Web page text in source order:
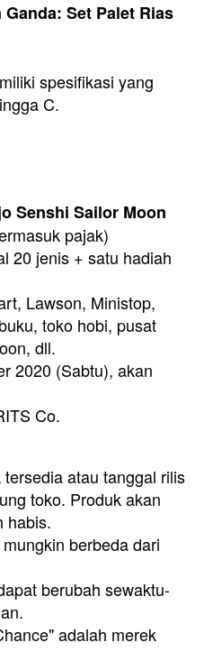
Set Palet Rias
spesifikasi yang
C.
Senshi Sailor Moon
pajak)
20 jenis + satu hadiah
Lawson, Ministop,
toko hobi, pusat
dll.
2020 (Sabtu), akan
Co.
atau tanggal rilis
toko. Produk akan
habis.
berbeda dari
berubah sewaktu-
adalah merek